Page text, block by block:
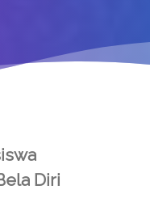
Diri